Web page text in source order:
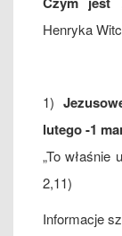
Henryka
1)
lutego -1
„To właśnie
2,11)
Informacje